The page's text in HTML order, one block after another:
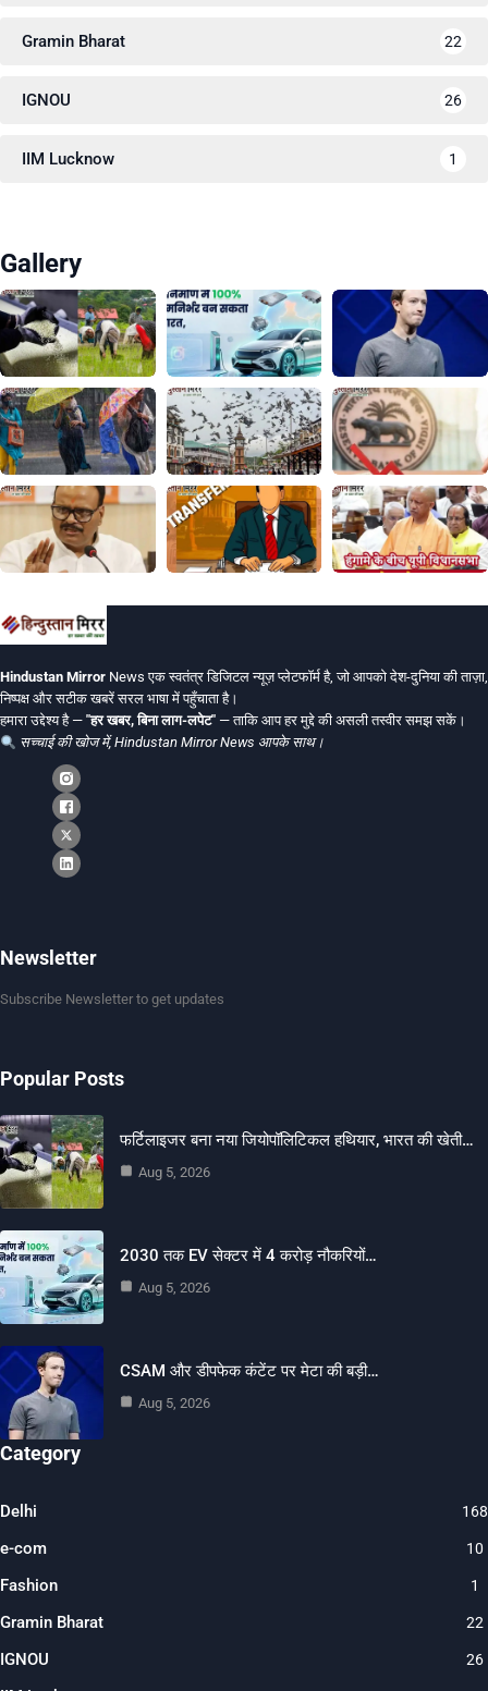
Gramin Bharat 22
IGNOU 26
IIM Lucknow 1
Gallery
Hindustan Mirror News एक स्वतंत्र डिजिटल न्यूज़ प्लेटफॉर्म है, जो आपको देश-दुनिया की ताज़ा,
निष्पक्ष और सटीक खबरें सरल भाषा में पहुँचाता है।
हमारा उद्देश्य है — "हर खबर, बिना लाग-लपेट" — ताकि आप हर मुद्दे की असली तस्वीर समझ सकें।
सच्चाई की खोज में, Hindustan Mirror News आपके साथ।
Newsletter
Subscribe Newsletter to get updates
Popular Posts
फर्टिलाइजर बना नया जियोपॉलिटिकल हथियार, भारत की खेती…
Aug 5, 2026
2030 तक EV सेक्टर में 4 करोड़ नौकरियों…
Aug 5, 2026
CSAM और डीपफेक कंटेंट पर मेटा की बड़ी…
Aug 5, 2026
Category
Delhi
e-com 10
Fashion 1
Gramin Bharat 22
IGNOU 26